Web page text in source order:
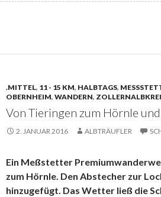
.MITTEL, 11 - 15 KM, HALBTAGS,
BERNHEIM
, WANDERN,
Von Tieringen zum Hörnle
2. JANUAR 2016 ALBTRÄUFLER
Ein Meßstetter
zum Hörnle. Den Abstecher zur
hinzugefügt. Das Wetter ließ die